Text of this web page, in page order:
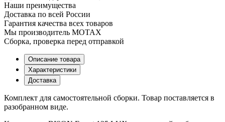
Наши преимущества
Доставка по всей России
Гарантия качества всех товаров
Мы производитель MOTAX
Сборка, проверка перед отправкой
Описание товара
Характеристики
Доставка
Комплект для самостоятельной сборки. Товар поставляется в
разобранном виде.